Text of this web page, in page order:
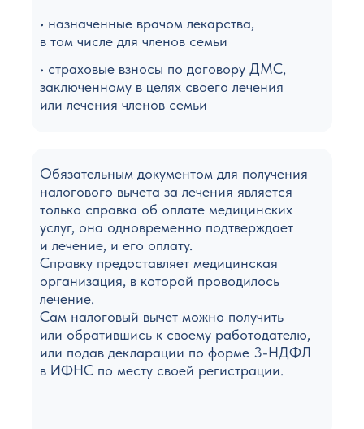
• назначенные врачом лекарства,
в том числе для членов семьи
• страховые взносы по договору ДМС,
заключенному в целях своего лечения
или лечения членов семьи
Обязательным документом для получения
налогового вычета за лечения является
только справка об оплате медицинских
услуг, она одновременно подтверждает
и лечение, и его оплату.
Справку предоставляет медицинская
организация, в которой проводилось
лечение.
Сам налоговый вычет можно получить
или обратившись к своему работодателю,
или подав декларации по форме 3-НДФЛ
в ИФНС по месту своей регистрации.